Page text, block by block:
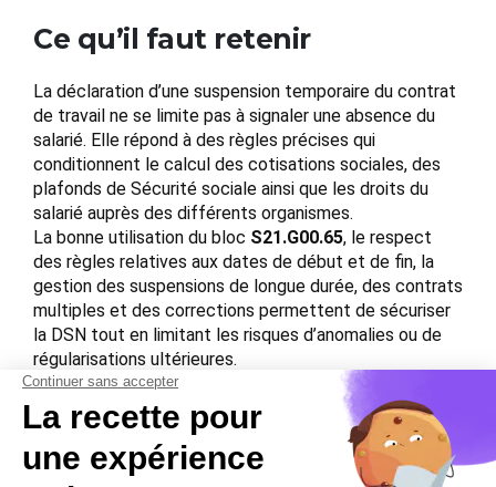
Ce qu’il faut retenir
La déclaration d’une suspension temporaire du contrat
de travail ne se limite pas à signaler une absence du
salarié. Elle répond à des règles précises qui
conditionnent le calcul des cotisations sociales, des
plafonds de Sécurité sociale ainsi que les droits du
salarié auprès des différents organismes.
La bonne utilisation du bloc S21.G00.65, le respect
des règles relatives aux dates de début et de fin, la
gestion des suspensions de longue durée, des contrats
multiples et des corrections permettent de sécuriser
la DSN tout en limitant les risques d’anomalies ou de
régularisations ultérieures.
Une attention particulière doit enfin être portée aux
congés bénéficiant de modalités déclaratives
spécifiques, qui complètent les règles générales
applicables aux suspensions temporaires du contrat de
travail.